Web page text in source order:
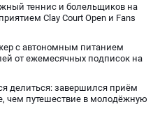
теннис и болельщиков на
Clay Court Open и Fans
с автономным питанием
от ежемесячных подписок на
делиться: завершился приём
чем путешествие в молодёжную